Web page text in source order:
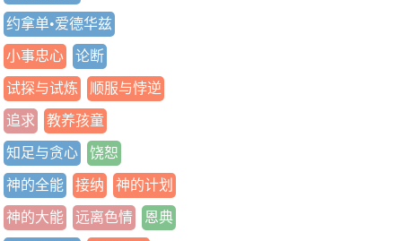
约拿单•爱德华兹
小事忠心 论断
试探与试炼 顺服与悖逆
追求 教养孩童
知足与贪心 饶恕
神的全能 接纳 神的计划
神的大能 远离色情 恩典